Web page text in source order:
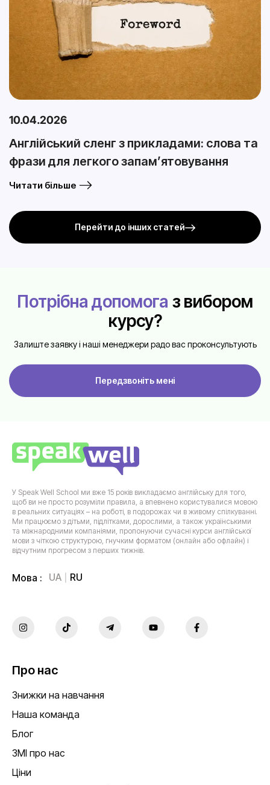
10.04.2026
Англійський сленг з прикладами: слова та
фрази для легкого запам’ятовування
Читати більше
Перейти до інших статей
Потрібна допомога з вибором
курсу?
Залиште заявку і наші менеджери радо вас проконсультують
Передзвоніть мені
У Speak Well School ми вже 15 років викладаємо англійську для того,
щоб ви не просто розуміли правила, а впевнено користувалися мовою
в реальних ситуаціях – на роботі, в подорожах чи в живому спілкуванні.
Ми працюємо з дітьми, підлітками, дорослими, а також українськими
та міжнародними компаніями, пропонуючи сучасні курси англійської
мови з чіткою структурою, гнучким форматом (онлайн або офлайн) і
відчутним прогресом з перших тижнів.
Мова : UA RU
Про нас
Знижки на навчання
Наша команда
Блог
ЗМІ про нас
Ціни